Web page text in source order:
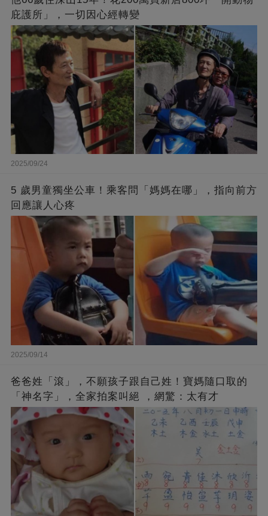
庇護所」，一切因心經轉變
2025/09/24
5 歲男童獨坐公車！乘客問「媽媽在哪」，指向前方
回應讓人心疼
2025/09/14
爸爸姓「滾」，不願孩子跟自己姓！寶媽隨口取的
「神名字」，全家拍案叫絕 ，網驚：太有才